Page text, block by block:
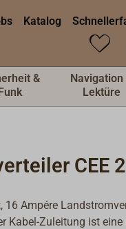
Katalog
&
Navigation
Lektüre
CEE
16 Ampére
Kabel-Zuleitung ist